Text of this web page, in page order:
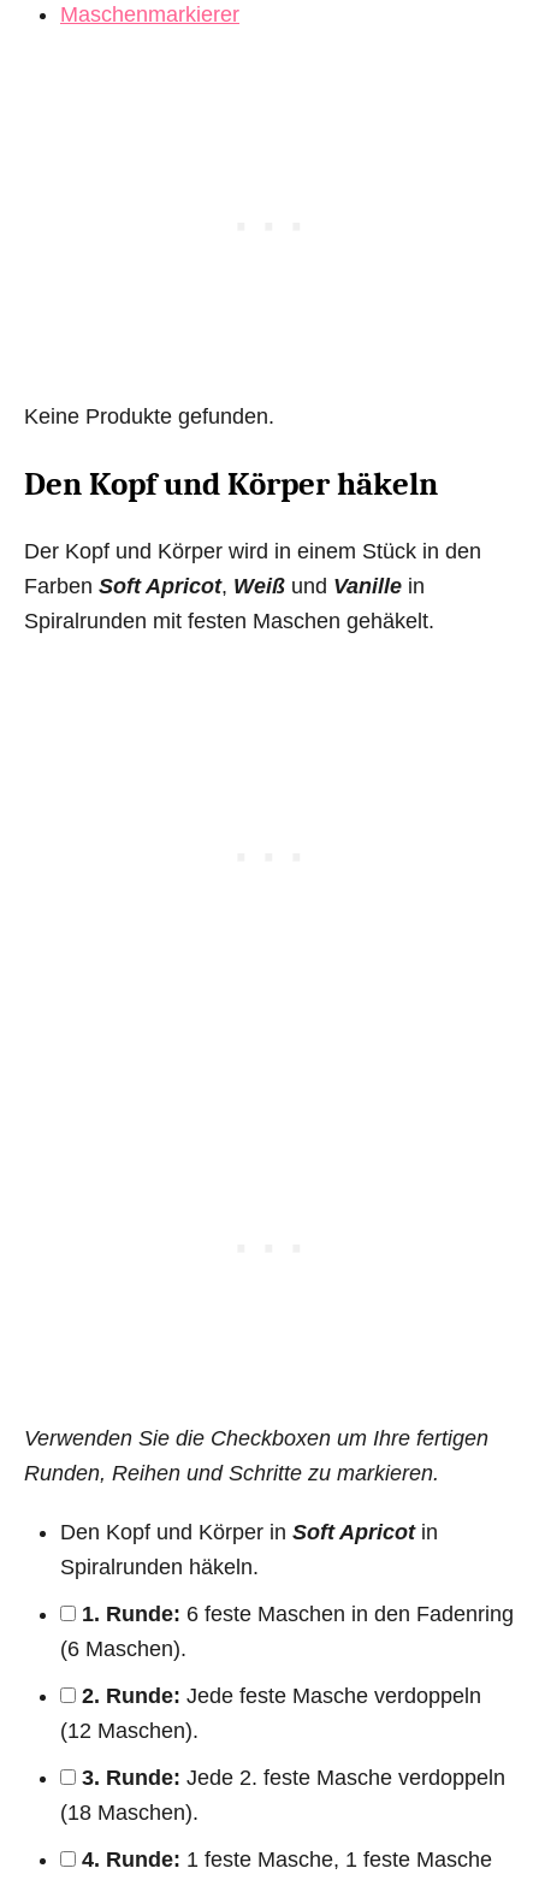
Maschenmarkierer
Keine Produkte gefunden.
Den Kopf und Körper häkeln
Der Kopf und Körper wird in einem Stück in den
Farben Soft Apricot, Weiß und Vanille in
Spiralrunden mit festen Maschen gehäkelt.
Verwenden Sie die Checkboxen um Ihre fertigen
Runden, Reihen und Schritte zu markieren.
Den Kopf und Körper in Soft Apricotin
Spiralrunden häkeln.
1. Runde: 6 feste Maschen in den Fadenring
(6 Maschen).
2. Runde: Jede feste Masche verdoppeln
(12 Maschen).
3. Runde: Jede 2. feste Masche verdoppeln
(18 Maschen).
4. Runde: 1 feste Masche, 1 feste Masche